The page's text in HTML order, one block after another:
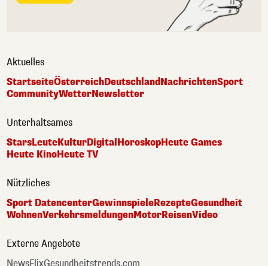
Aktuelles
StartseiteÖsterreichDeutschlandNachrichtenSport
CommunityWetterNewsletter
Unterhaltsames
StarsLeuteKulturDigital HoroskopHeute Games
Heute KinoHeute TV
Nützliches
Sport DatencenterGewinnspieleRezepteGesundheit
WohnenVerkehrsmeldungenMotorReisenVideo
Externe Angebote
NewsFlixGesundheitstrends.com